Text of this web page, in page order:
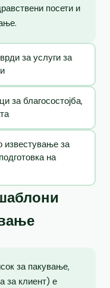
посети и
за услуги за
за благосостојба,
известување за
на
за пакување,
за клиент) е